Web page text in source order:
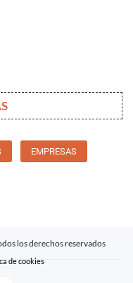
EMPRESAS
los derechos reservados
de cookies